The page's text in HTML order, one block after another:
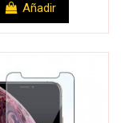
Añadir